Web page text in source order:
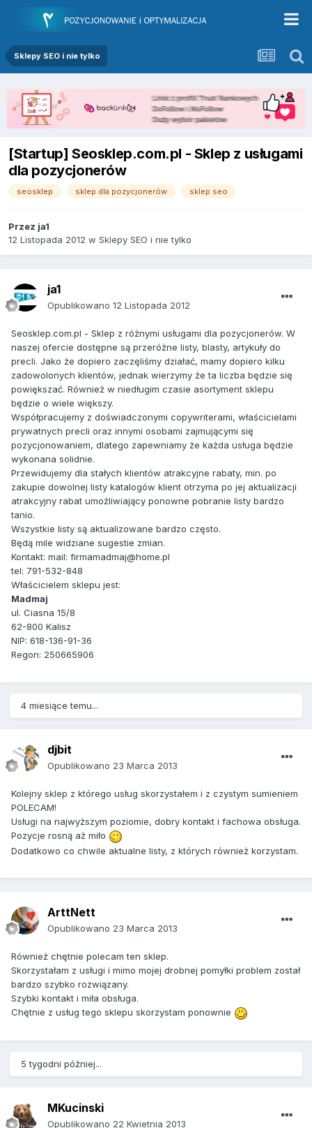
Sklepy SEO i nie tylko
[Startup] Seosklep.com.pl - Sklep z usługami
dla pozycjonerów
seosklep sklep dla pozycjonerów sklep seo
Przez ja1
12 Listopada 2012 w Sklepy SEO i nie tylko
ja1
Opublikowano 12 Listopada 2012
Seosklep.com.pl - Sklep z różnymi usługami dla pozycjonerów. W
naszej ofercie dostępne są przeróżne listy, blasty, artykuły do
precli. Jako że dopiero zaczęliśmy działać, mamy dopiero kilku
zadowolonych klientów, jednak wierzymy że ta liczba będzie się
powiększać. Również w niedługim czasie asortyment sklepu
będzie o wiele większy.
Współpracujemy z doświadczonymi copywriterami, właścicielami
prywatnych precli oraz innymi osobami zajmującymi się
pozycjonowaniem, dlatego zapewniamy że każda usługa będzie
wykonana solidnie.
Przewidujemy dla stałych klientów atrakcyjne rabaty, min. po
zakupie dowolnej listy katalogów klient otrzyma po jej aktualizacji
atrakcyjny rabat umożliwiający ponowne pobranie listy bardzo
tanio.
Wszystkie listy są aktualizowane bardzo często.
Będą mile widziane sugestie zmian.
Kontakt: mail: firmamadmaj@home.pl
tel: 791-532-848
Właścicielem sklepu jest:
Madmaj
ul. Ciasna 15/8
62-800 Kalisz
NIP: 618-136-91-36
Regon: 250665906
4 miesiące temu...
djbit
Opublikowano 23 Marca 2013
Kolejny sklep z którego usług skorzystałem i z czystym sumieniem
POLECAM!
Usługi na najwyższym poziomie, dobry kontakt i fachowa obsługa.
Pozycje rosną aż miło
Dodatkowo co chwile aktualne listy, z których również korzystam.
ArttNett
Opublikowano 23 Marca 2013
Również chętnie polecam ten sklep.
Skorzystałam z usługi i mimo mojej drobnej pomyłki problem został
bardzo szybko rozwiązany.
Szybki kontakt i miła obsługa.
Chętnie z usług tego sklepu skorzystam ponownie
5 tygodni później...
MKucinski
Opublikowano 22 Kwietnia 2013